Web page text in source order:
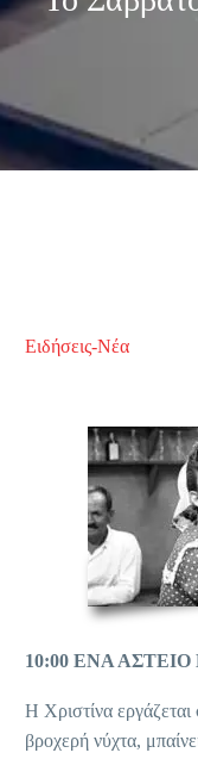
Ειδήσεις-Νέα
10:00 ΕΝΑ ΑΣΤΕΙΟ
Η Χριστίνα
βροχερή νύχτα,